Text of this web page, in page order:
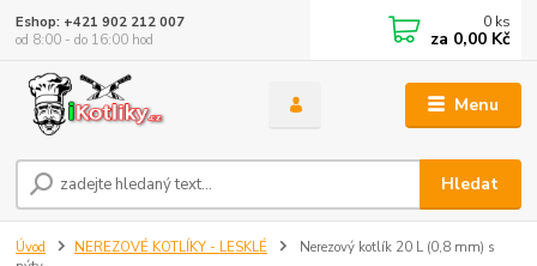
Menu
Hledat
Eshop: +421 902 212 007
od 8:00 - do 16:00 hod
0 ks
za 0,00 Kč
Úvod NEREZOVÉ KOTLÍKY - LESKLÉ
Nerezový kotlík 20 L (0,8 mm) s